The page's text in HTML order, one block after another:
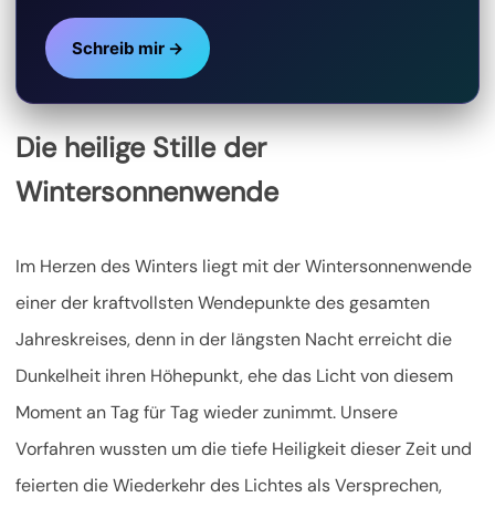
Schreib mir →
Die heilige Stille der
Wintersonnenwende
Im Herzen des Winters liegt mit der Wintersonnenwende
einer der kraftvollsten Wendepunkte des gesamten
Jahreskreises, denn in der längsten Nacht erreicht die
Dunkelheit ihren Höhepunkt, ehe das Licht von diesem
Moment an Tag für Tag wieder zunimmt. Unsere
Vorfahren wussten um die tiefe Heiligkeit dieser Zeit und
feierten die Wiederkehr des Lichtes als Versprechen,